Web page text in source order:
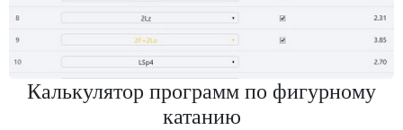
Калькулятор программ по фигурному
катанию